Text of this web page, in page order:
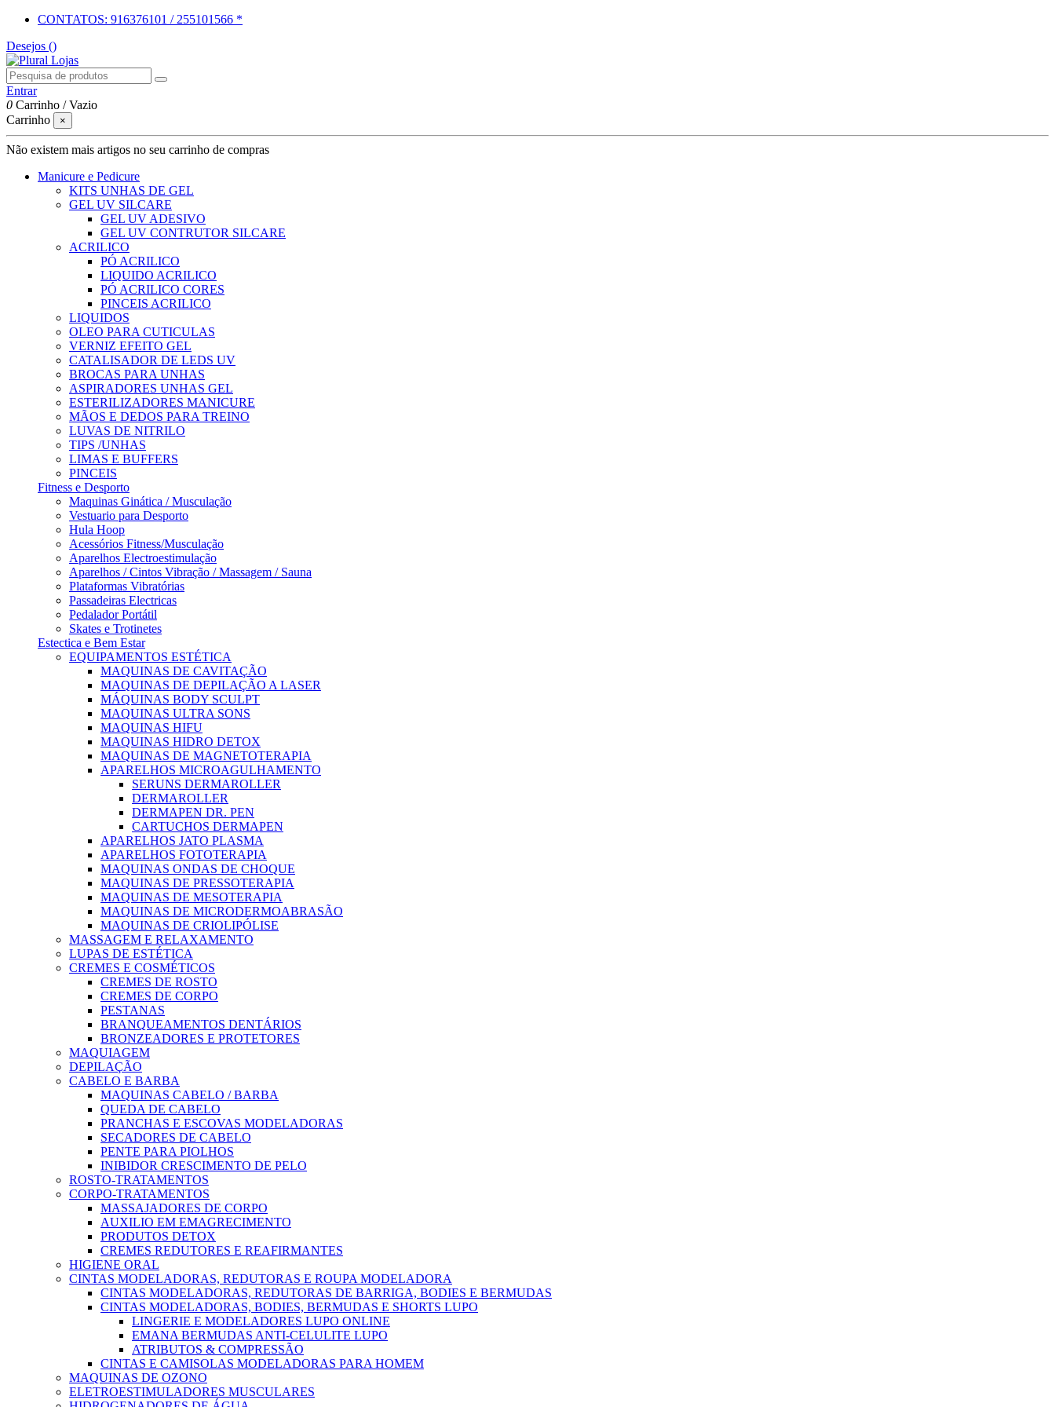
CONTATOS: 916376101 / 255101566 *
Desejos ()
Entrar
0 Carrinho /Vazio
Carrinho
×
Não existem mais artigos no seu carrinho de compras
Manicure e Pedicure
KITS UNHAS DE GEL
GEL UV SILCARE
GEL UV ADESIVO
GEL UV CONTRUTOR SILCARE
ACRILICO
PÓ ACRILICO
LIQUIDO ACRILICO
PÓ ACRILICO CORES
PINCEIS ACRILICO
LIQUIDOS
OLEO PARA CUTICULAS
VERNIZ EFEITO GEL
CATALISADOR DE LEDS UV
BROCAS PARA UNHAS
ASPIRADORES UNHAS GEL
ESTERILIZADORES MANICURE
MÃOS E DEDOS PARA TREINO
LUVAS DE NITRILO
TIPS /UNHAS
LIMAS E BUFFERS
PINCEIS
Fitness e Desporto
Maquinas Ginática / Musculação
Vestuario para Desporto
Hula Hoop
Acessórios Fitness/Musculação
Aparelhos Electroestimulação
Aparelhos / Cintos Vibração / Massagem / Sauna
Plataformas Vibratórias
Passadeiras Electricas
Pedalador Portátil
Skates e Trotinetes
Estectica e Bem Estar
EQUIPAMENTOS ESTÉTICA
MAQUINAS DE CAVITAÇÃO
MAQUINAS DE DEPILAÇÃO A LASER
MÁQUINAS BODY SCULPT
MAQUINAS ULTRA SONS
MAQUINAS HIFU
MAQUINAS HIDRO DETOX
MAQUINAS DE MAGNETOTERAPIA
APARELHOS MICROAGULHAMENTO
SERUNS DERMAROLLER
DERMAROLLER
DERMAPEN DR. PEN
CARTUCHOS DERMAPEN
APARELHOS JATO PLASMA
APARELHOS FOTOTERAPIA
MAQUINAS ONDAS DE CHOQUE
MAQUINAS DE PRESSOTERAPIA
MAQUINAS DE MESOTERAPIA
MAQUINAS DE MICRODERMOABRASÃO
MAQUINAS DE CRIOLIPÓLISE
MASSAGEM E RELAXAMENTO
LUPAS DE ESTÉTICA
CREMES E COSMÉTICOS
CREMES DE ROSTO
CREMES DE CORPO
PESTANAS
BRANQUEAMENTOS DENTÁRIOS
BRONZEADORES E PROTETORES
MAQUIAGEM
DEPILAÇÃO
CABELO E BARBA
MAQUINAS CABELO / BARBA
QUEDA DE CABELO
PRANCHAS E ESCOVAS MODELADORAS
SECADORES DE CABELO
PENTE PARA PIOLHOS
INIBIDOR CRESCIMENTO DE PELO
ROSTO-TRATAMENTOS
CORPO-TRATAMENTOS
MASSAJADORES DE CORPO
AUXILIO EM EMAGRECIMENTO
PRODUTOS DETOX
CREMES REDUTORES E REAFIRMANTES
HIGIENE ORAL
CINTAS MODELADORAS, REDUTORAS E ROUPA MODELADORA
CINTAS MODELADORAS, REDUTORAS DE BARRIGA, BODIES E BERMUDAS
CINTAS MODELADORAS, BODIES, BERMUDAS E SHORTS LUPO
LINGERIE E MODELADORES LUPO ONLINE
EMANA BERMUDAS ANTI-CELULITE LUPO
ATRIBUTOS & COMPRESSÃO
CINTAS E CAMISOLAS MODELADORAS PARA HOMEM
MAQUINAS DE OZONO
ELETROESTIMULADORES MUSCULARES